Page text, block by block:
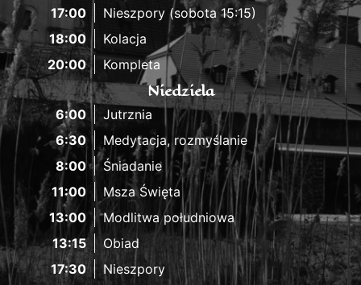
17:00
Nieszpory (sobota 15:15)
18:00
Kolacja
20:00
Kompleta
Niedziela
6:00
Jutrznia
6:30
Medytacja, rozmyślanie
8:00
Śniadanie
11:00
Msza Święta
13:00
Modlitwa południowa
13:15
Obiad
17:30
Nieszpory